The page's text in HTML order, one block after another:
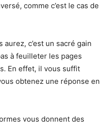
comme c’est le cas de
aurez, c’est un sacré gain
à feuilleter les pages
En effet, il vous suffit
obtenez une réponse en
vous donnent des